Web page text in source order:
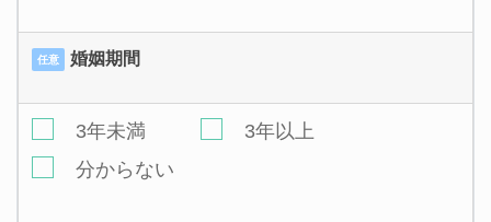
任意 婚姻期間
3年未満
3年以上
分からない